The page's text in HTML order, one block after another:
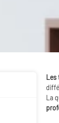
Les
La